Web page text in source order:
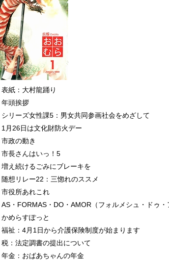
表紙：大村龍踊り
年頭挨拶
シリーズ女性課5：男女共同参画社会をめざして
1月26日は文化財防火デー
市政の動き
市長さんはいっ！5
増え続けるごみにブレーキを
随想リレー22：三惚れのススメ
市役所あれこれ
AS・FORMAS・DO・AMOR（フォルメシュ・ドゥ・
かめらすぽっと
福祉：4月1日から介護保険制度が始まります
税：法定調書の提出について
年金：おばあちゃんの年金